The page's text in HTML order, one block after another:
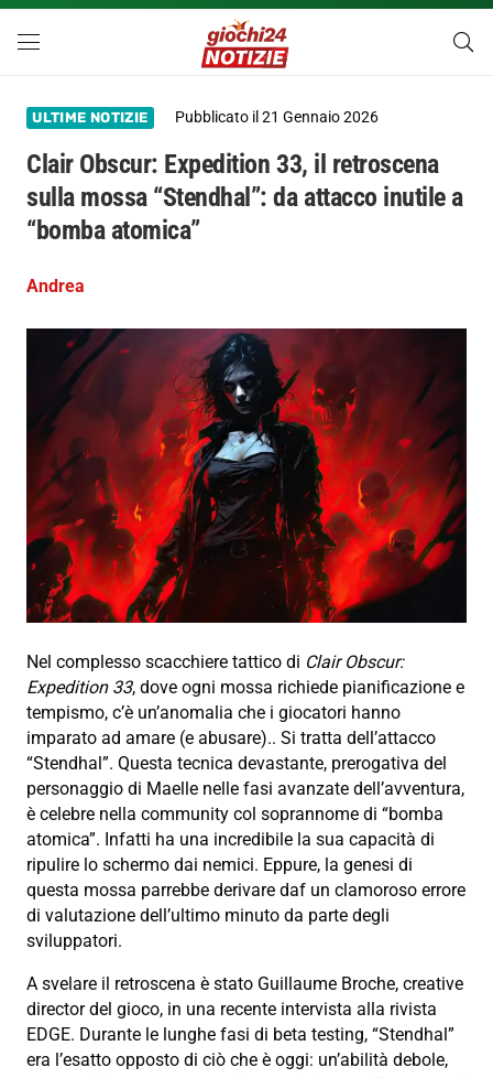
ULTIME NOTIZIE Pubblicato il21 Gennaio 2026
Clair Obscur: Expedition 33, il retroscena
sulla mossa “Stendhal”: da attacco inutile a
“bomba atomica”
Andrea
Nel complesso scacchiere tattico di Clair Obscur:
Expedition 33, dove ogni mossa richiede pianificazione e
tempismo, c’è un’anomalia che i giocatori hanno
imparato ad amare (e abusare).. Si tratta dell’attacco
“Stendhal”. Questa tecnica devastante, prerogativa del
personaggio di Maelle nelle fasi avanzate dell’avventura,
è celebre nella community col soprannome di “bomba
atomica”. Infatti ha una incredibile la sua capacità di
ripulire lo schermo dai nemici. Eppure, la genesi di
questa mossa parrebbe derivare daf un clamoroso errore
di valutazione dell’ultimo minuto da parte degli
sviluppatori.
A svelare il retroscena è stato Guillaume Broche, creative
director del gioco, in una recente intervista alla rivista
EDGE. Durante le lunghe fasi di beta testing, “Stendhal”
era l’esatto opposto di ciò che è oggi: un’abilità debole,